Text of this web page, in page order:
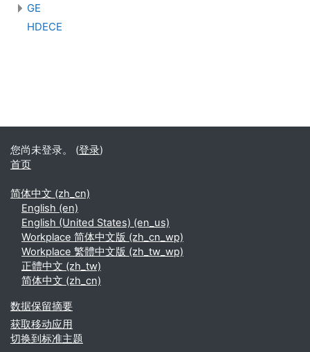
GE
HDECE
您尚未登录。 (登录)
首页
简体中文 ‎(zh_cn)‎
English ‎(en)‎
English (United States) ‎(en_us)‎
Workplace 简体中文版 ‎(zh_cn_wp)‎
Workplace 繁體中文版 ‎(zh_tw_wp)‎
正體中文 ‎(zh_tw)‎
简体中文 ‎(zh_cn)‎
‎数据保留摘要‎
获取移动应用
切换到标准主题